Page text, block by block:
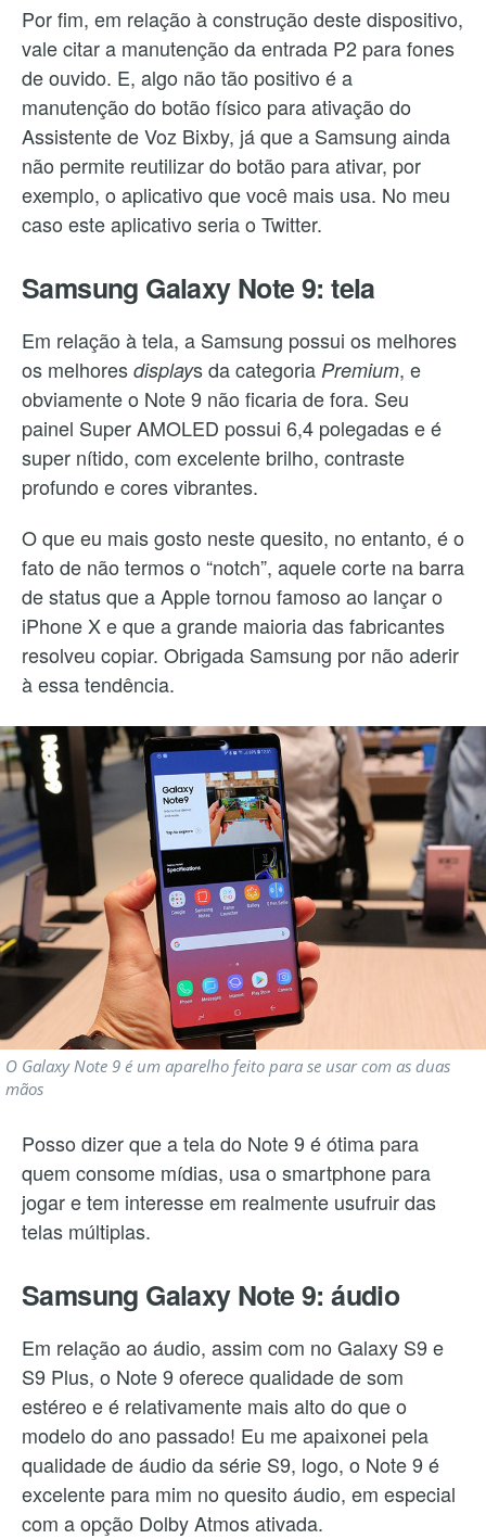
Por fim, em relação à construção deste dispositivo,
vale citar a manutenção da entrada P2 para fones
de ouvido. E, algo não tão positivo é a
manutenção do botão físico para ativação do
Assistente de Voz Bixby, já que a Samsung ainda
não permite reutilizar do botão para ativar, por
exemplo, o aplicativo que você mais usa. No meu
caso este aplicativo seria o Twitter.
Samsung Galaxy Note 9: tela
Em relação à tela, a Samsung possui os melhores
os melhores displays da categoria Premium, e
obviamente o Note 9 não ficaria de fora. Seu
painel Super AMOLED possui 6,4 polegadas e é
super nítido, com excelente brilho, contraste
profundo e cores vibrantes.
O que eu mais gosto neste quesito, no entanto, é o
fato de não termos o “notch”, aquele corte na barra
de status que a Apple tornou famoso ao lançar o
iPhone X e que a grande maioria das fabricantes
resolveu copiar. Obrigada Samsung por não aderir
à essa tendência.
O Galaxy Note 9 é um aparelho feito para se usar com as duas
mãos
Posso dizer que a tela do Note 9 é ótima para
quem consome mídias, usa o smartphone para
jogar e tem interesse em realmente usufruir das
telas múltiplas.
Samsung Galaxy Note 9: áudio
Em relação ao áudio, assim com no Galaxy S9 e
S9 Plus, o Note 9 oferece qualidade de som
estéreo e é relativamente mais alto do que o
modelo do ano passado! Eu me apaixonei pela
qualidade de áudio da série S9, logo, o Note 9 é
excelente para mim no quesito áudio, em especial
com a opção Dolby Atmos ativada.